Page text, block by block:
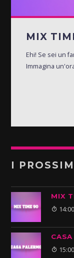
MIX
Ehi! Se sei un
Immagina
I
MIX
14:00
15:00